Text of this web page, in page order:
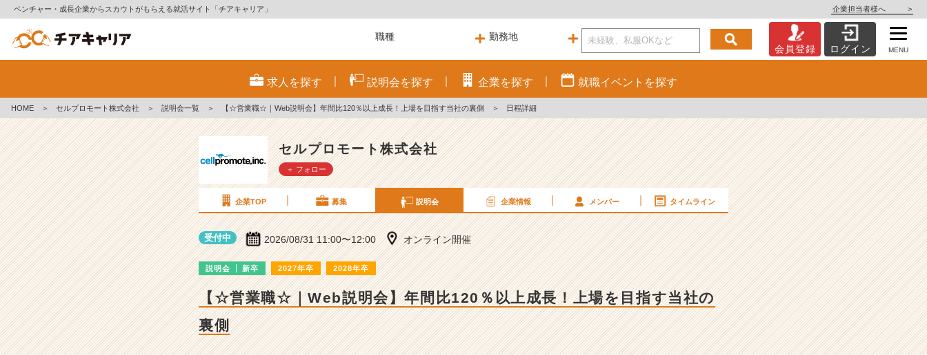
ベンチャー・成長企業からスカウトがもらえる就活サイト「チアキャリア」 企業担当者様へ >
ロ
モ
会員登録 ログイン MENU
求人を探す 説明会を探す 企業を探す 就職イベント を探す
HOME ＞ セルプロモート株式会社 ＞ 説明会一覧 ＞ 【☆営業職☆｜Web説明会】年間比120％以上成長！上場を目指す当社の裏側 ＞ 日程詳細
セルプロモート株式会社
＋ フォロー
企業TOP 募集 説明会 企業情報 メンバー タイムライン
受付中 2026/08/31 11:00〜12:00 オンライン開催
説明会 新卒 2027年卒 2028年卒
【☆営業職☆｜Web説明会】年間比120％以上成長！上場を目指す当社の
裏側